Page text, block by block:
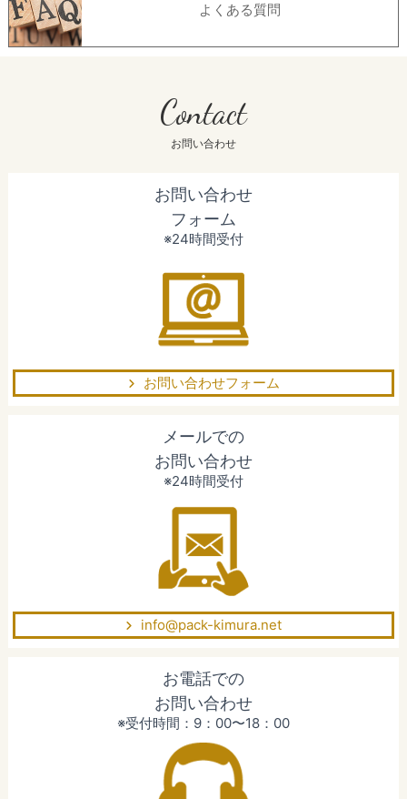
よくある質問
Contact
お問い合わせ
お問い合わせ
フォーム
※24時間受付
お問い合わせフォーム
メールでの
お問い合わせ
※24時間受付
info@pack-kimura.net
お電話での
お問い合わせ
※受付時間：9：00〜18：00